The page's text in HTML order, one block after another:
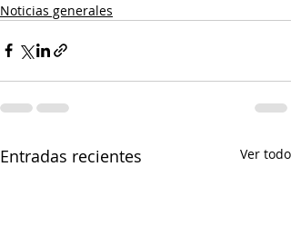
Noticias generales
Entradas recientes Ver todo